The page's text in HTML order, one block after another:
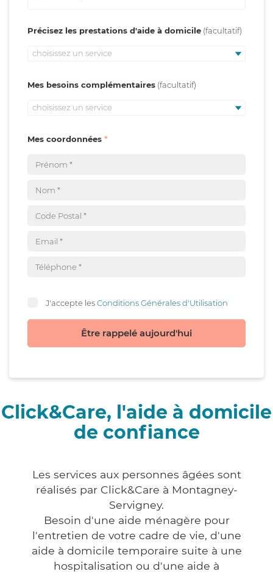
Précisez les prestations d'aide à domicile
choisissez un service
Mes besoins complémentaires
choisissez un service
Mes coordonnées
J'accepte lesConditions Générales d'Utilisation
Être rappelé aujourd'hui
Click&Care, l'aide à domicile
de confiance
Les services aux personnes âgées sont
réalisés par Click&Care à Montagney-
Servigney.
Besoin d'une aide ménagère pour
l'entretien de votre cadre de vie, d'une
aide à domicile temporaire suite à une
hospitalisation ou d'une aide à